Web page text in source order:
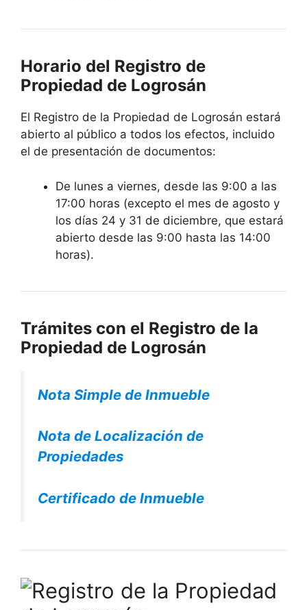
Horario del Registro de
Propiedad de Logrosán
El Registro de la Propiedad de Logrosán estará
abierto al público a todos los efectos, incluido
el de presentación de documentos:
De lunes a viernes, desde las 9:00 a las
17:00 horas (excepto el mes de agosto y
los días 24 y 31 de diciembre, que estará
abierto desde las 9:00 hasta las 14:00
horas).
Trámites con el Registro de la
Propiedad de Logrosán
Nota Simple de Inmueble
Nota de Localización de
Propiedades
Certificado de Inmueble